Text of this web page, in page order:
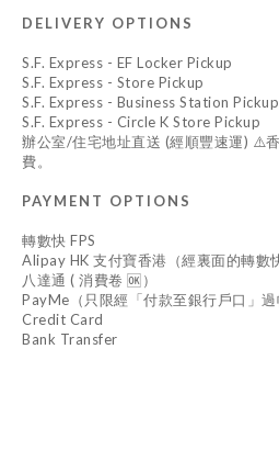
DELIVERY OPTIONS
S.F. Express - EF Locker Pickup
S.F. Express - Store Pickup
S.F. Express - Business Station Pickup
S.F. Express - Circle K Store Pickup
辦公室/住宅地址直送 (經順豐速運) ⚠️
費。
PAYMENT OPTIONS
轉數快 FPS
Alipay HK 支付寶香港（經裏面的轉數
八達通 ( 消費卷 🆗）
PayMe（只限經「付款至銀行戶口」過
Credit Card
Bank Transfer